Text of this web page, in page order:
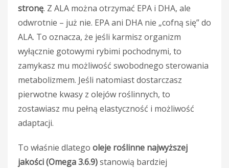
stronę. Z ALA można otrzymać EPA i DHA, ale
odwrotnie – już nie. EPA ani DHA nie „cofną się” do
ALA. To oznacza, że jeśli karmisz organizm
wyłącznie gotowymi rybimi pochodnymi, to
zamykasz mu możliwość swobodnego sterowania
metabolizmem. Jeśli natomiast dostarczasz
pierwotne kwasy z olejów roślinnych, to
zostawiasz mu pełną elastyczność i możliwość
adaptacji.
To właśnie dlatego oleje roślinne najwyższej
jakości (Omega 3.6.9)stanowią bardziej